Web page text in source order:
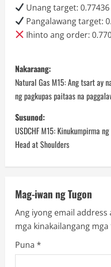
Unang target: 0.77436
Pangalawang target:
Ihinto ang order:
P
o
s
t
n
a
v
i
g
a
Nakaraang:
Natural Gas M15: Ang tsart ay
ng pagkupas paitaas na
Susunod:
USDCHF M15: Kinukumpirma
Head at Shoulders
Mag-iwan ng Tugon
Ang iyong email
mga kinakailangang
Puna *